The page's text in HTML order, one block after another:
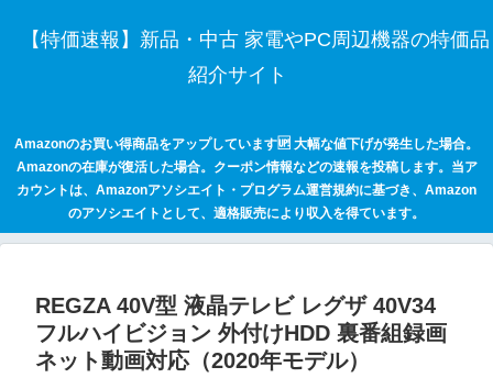
【特価速報】新品・中古 家電やPC周辺機器の特価品
紹介サイト
Amazonのお買い得商品をアップしています🆙 大幅な値下げが発生した場合。
Amazonの在庫が復活した場合。クーポン情報などの速報を投稿します。当ア
カウントは、Amazonアソシエイト・プログラム運営規約に基づき、Amazon
のアソシエイトとして、適格販売により収入を得ています。
REGZA 40V型 液晶テレビ レグザ 40V34
フルハイビジョン 外付けHDD 裏番組録画
ネット動画対応（2020年モデル）